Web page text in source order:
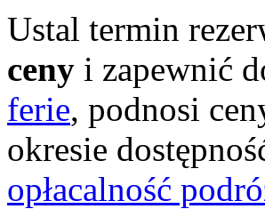
Ustal termin
ceny i zapewnić
ferie, podnosi
okresie
opłacalność